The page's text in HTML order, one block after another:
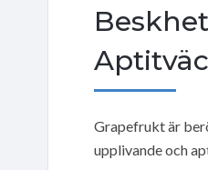
Grapefrukt är
upplivande och